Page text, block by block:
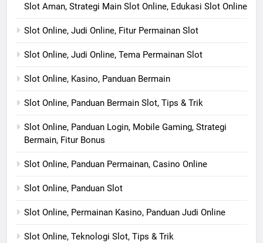
Slot Aman, Strategi Main Slot Online, Edukasi Slot Online
Slot Online, Judi Online, Fitur Permainan Slot
Slot Online, Judi Online, Tema Permainan Slot
Slot Online, Kasino, Panduan Bermain
Slot Online, Panduan Bermain Slot, Tips & Trik
Slot Online, Panduan Login, Mobile Gaming, Strategi
Bermain, Fitur Bonus
Slot Online, Panduan Permainan, Casino Online
Slot Online, Panduan Slot
Slot Online, Permainan Kasino, Panduan Judi Online
Slot Online, Teknologi Slot, Tips & Trik